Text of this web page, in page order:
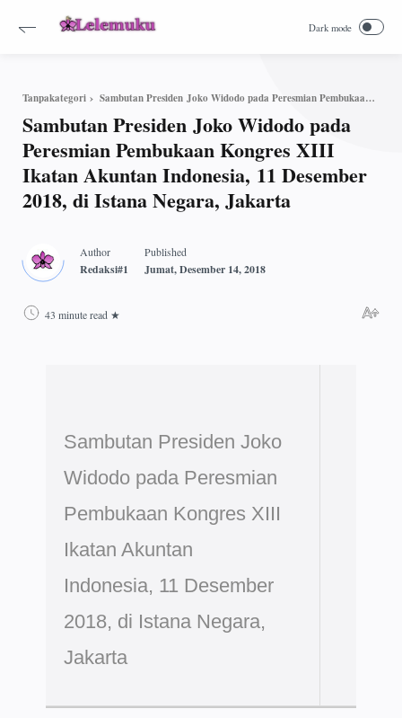
Tanpakategori Sambutan Presiden Joko Widodo pada Peresmian Pembukaan Kongres XIII Ikatan Akuntan Indonesia, 11 Desember 2018, di Istana Negara, Jakarta
Sambutan Presiden Joko Widodo pada
Peresmian Pembukaan Kongres XIII
Ikatan Akuntan Indonesia, 11 Desember
2018, di Istana Negara, Jakarta
43 minute read
Sambutan Presiden Joko
Widodo pada Peresmian
Pembukaan Kongres XIII
Ikatan Akuntan
Indonesia, 11 Desember
2018, di Istana Negara,
Jakarta